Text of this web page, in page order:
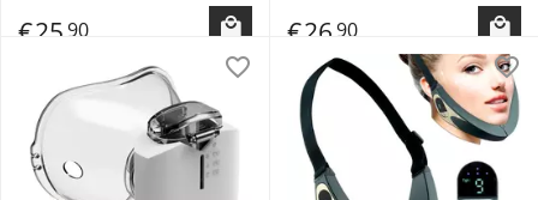
€2590 €2690